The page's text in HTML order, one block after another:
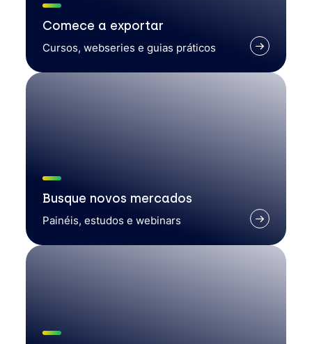
Comece a exportar
Cursos, webseries e guias práticos
Busque novos mercados
Painéis, estudos e webinars